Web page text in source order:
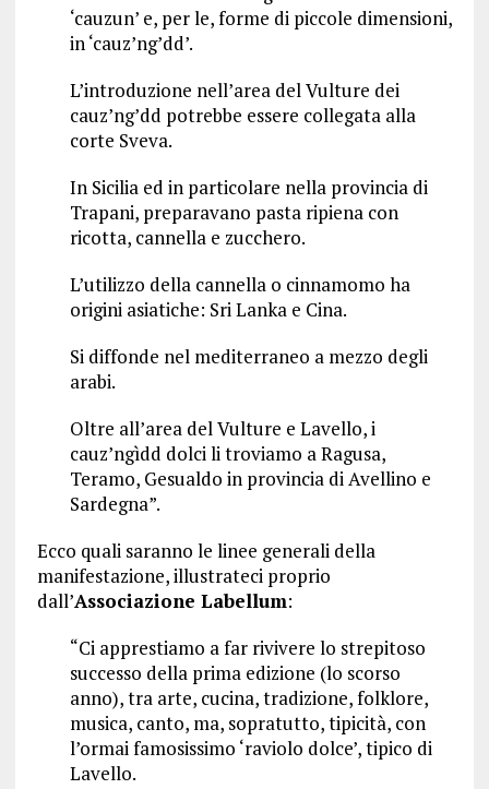
‘cauzun’ e, per le, forme di piccole dimensioni,
in ‘cauz’ng’dd’.
L’introduzione nell’area del Vulture dei
cauz’ng’dd potrebbe essere collegata alla
corte Sveva.
In Sicilia ed in particolare nella provincia di
Trapani, preparavano pasta ripiena con
ricotta, cannella e zucchero.
L’utilizzo della cannella o cinnamomo ha
origini asiatiche: Sri Lanka e Cina.
Si diffonde nel mediterraneo a mezzo degli
arabi.
Oltre all’area del Vulture e Lavello, i
cauz’ngìdd dolci li troviamo a Ragusa,
Teramo, Gesualdo in provincia di Avellino e
Sardegna”.
Ecco quali saranno le linee generali della
manifestazione, illustrateci proprio
dall’Associazione Labellum:
“Ci apprestiamo a far rivivere lo strepitoso
successo della prima edizione (lo scorso
anno), tra arte, cucina, tradizione, folklore,
musica, canto, ma, sopratutto, tipicità, con
l’ormai famosissimo ‘raviolo dolce’, tipico di
Lavello.